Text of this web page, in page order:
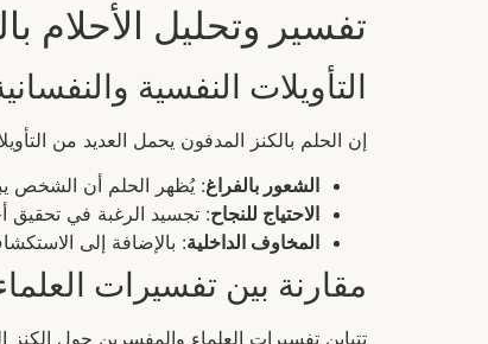
تفسير وتحليل الأحلام
التأويلات النفسية
إن الحلم بالكنز المدفون يحمل العديد من
الشعور بالفراغ: يُظهر الحلم أن الشخص
الاحتياج للنجاح: تجسيد الرغبة في تحقيق
المخاوف الداخلية: بالإضافة إلى
مقارنة بين تفسيرات
تتباين تفسيرات العلماء والمفسرين حول